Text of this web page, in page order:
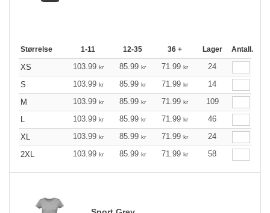
Størrelse 1-11 12-35 36 + Lager Antall.
XS 103.99 kr 85.99 kr 71.99 kr
24
S
103.99 kr 85.99 kr 71.99 kr
14
M
103.99 kr 85.99 kr 71.99 kr
109
L
103.99 kr 85.99 kr 71.99 kr
46
XL
103.99 kr 85.99 kr 71.99 kr
24
2XL
103.99 kr 85.99 kr 71.99 kr 58